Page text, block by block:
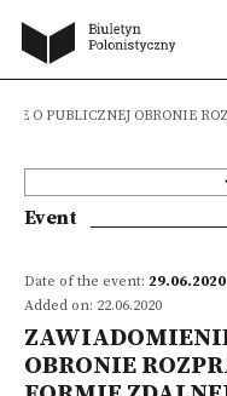
O PUBLICZNEJ OBRONIE
Event
Date of the event:
Added on: 22.06.2020
OBRONIE